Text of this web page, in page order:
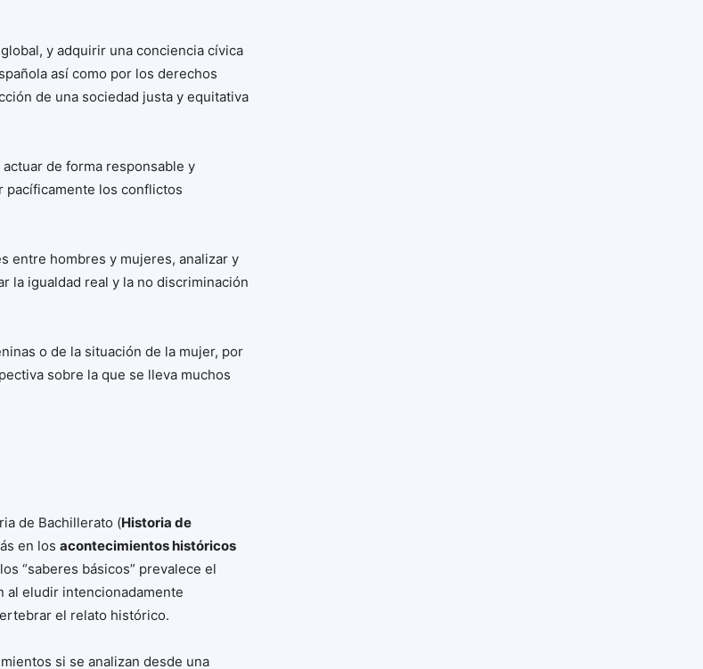
y adquirir una conciencia cívica
así como por los derechos
de una sociedad justa y equitativa
de forma responsable y
pacíficamente los conflictos
entre hombres y mujeres, analizar y
la igualdad real y la no discriminación
o de la situación de la mujer, por
sobre la que se lleva muchos
de Bachillerato (Historia de
en los acontecimientos históricos
“saberes básicos” prevalece el
eludir intencionadamente
el relato histórico.
si se analizan desde una